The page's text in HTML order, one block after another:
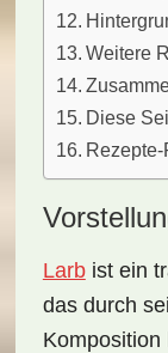
Weitere
Diese
Larbist ein
das durch
Komposition